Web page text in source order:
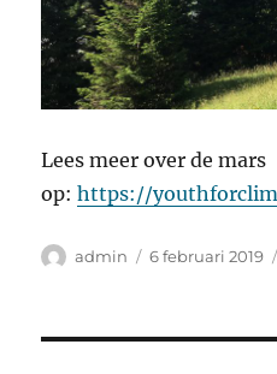
Lees meer over de mars
op:https://
Auteur
admin
Geplaatst
6 februari 2019